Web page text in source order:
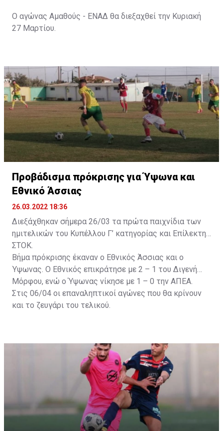
Ο αγώνας Αμαθούς - ΕΝΑΔ θα διεξαχθεί την Κυριακή
27 Μαρτίου.
Προβάδισμα πρόκρισης για Ύψωνα και
Εθνικό Άσσιας
26.03.2022 18:36
Διεξάχθηκαν σήμερα 26/03 τα πρώτα παιχνίδια των
ημιτελικών του Κυπέλλου Γ’ κατηγορίας και Επίλεκτης
ΣΤΟΚ.
Βήμα πρόκρισης έκαναν ο Εθνικός Άσσιας και ο
Ύψωνας. Ο Εθνικός επικράτησε με 2 – 1 του Διγενή
Μόρφου, ενώ ο Ύψωνας νίκησε με 1 – 0 την ΑΠΕΑ.
Στις 06/04 οι επαναληπτικοί αγώνες που θα κρίνουν
και το ζευγάρι του τελικού.